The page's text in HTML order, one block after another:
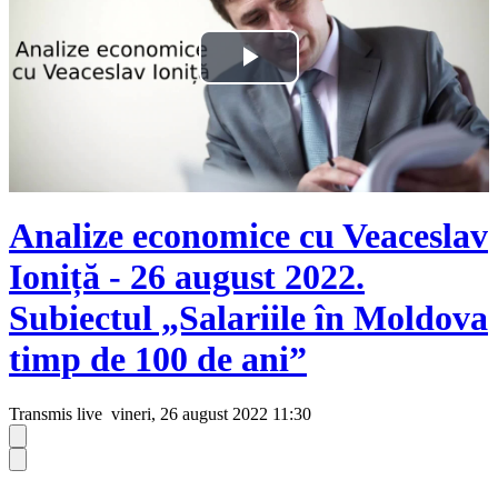
Play
Video
Analize economice cu Veaceslav
Ioniță - 26 august 2022.
Subiectul „Salariile în Moldova
timp de 100 de ani”
Transmis live vineri, 26 august 2022 11:30